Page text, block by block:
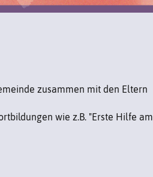
zusammen mit den Eltern
wie z.B. "Erste Hilfe am